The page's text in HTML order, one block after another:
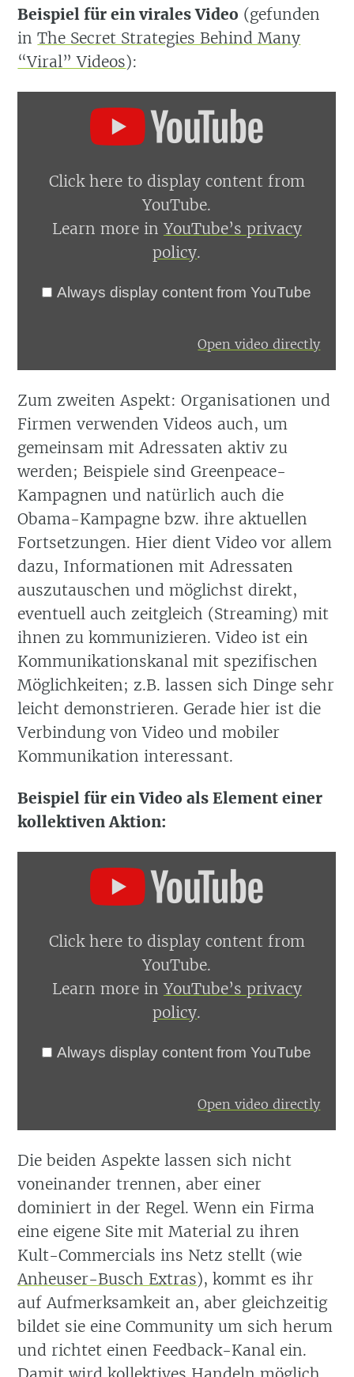
Beispiel für ein virales Video (gefunden
inThe Secret Strategies Behind Many
“Viral” Videos):
Click here to display content from
YouTube.
Learn more in YouTube’s privacy
policy.
Always display content from YouTube
Open video directly
Zum zweiten Aspekt: Organisationen und
Firmen verwenden Videos auch, um
gemeinsam mit Adressaten aktiv zu
werden; Beispiele sind Greenpeace-
Kampagnen und natürlich auch die
Obama-Kampagne bzw. ihre aktuellen
Fortsetzungen. Hier dient Video vor allem
dazu, Informationen mit Adressaten
auszutauschen und möglichst direkt,
eventuell auch zeitgleich (Streaming) mit
ihnen zu kommunizieren. Video ist ein
Kommunikationskanal mit spezifischen
Möglichkeiten; z.B. lassen sich Dinge sehr
leicht demonstrieren. Gerade hier ist die
Verbindung von Video und mobiler
Kommunikation interessant.
Beispiel für ein Video als Element einer
kollektiven Aktion:
Click here to display content from
YouTube.
Learn more in YouTube’s privacy
policy.
Always display content from YouTube
Open video directly
Die beiden Aspekte lassen sich nicht
voneinander trennen, aber einer
dominiert in der Regel. Wenn ein Firma
eine eigene Site mit Material zu ihren
Kult-Commercials ins Netz stellt (wie
Anheuser-Busch Extras), kommt es ihr
auf Aufmerksamkeit an, aber gleichzeitig
bildet sie eine Community um sich herum
und richtet einen Feedback-Kanal ein.